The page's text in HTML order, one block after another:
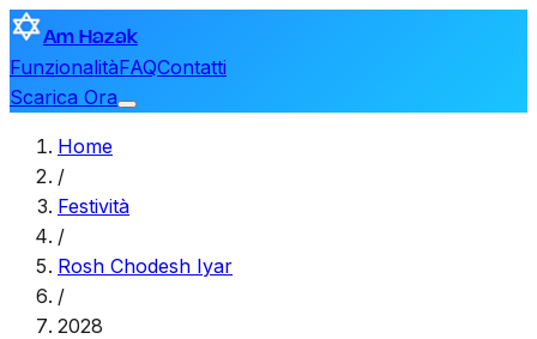
Am Hazak
FunzionalitàFAQContatti
Scarica Ora
Home
/
Festività
/
Rosh Chodesh Iyar
/
2028